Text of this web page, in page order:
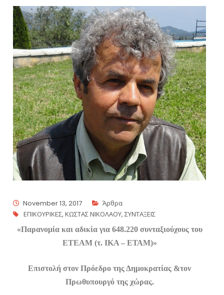
November 13, 2017
Άρθρα
ΕΠΙΚΟΥΡΙΚΕΣ,ΚΩΣΤΑΣ ΝΙΚΟΛΑΟΥ,ΣΥΝΤΑΞΕΙΣ
«Παρανομία και αδικία για 648.220 συνταξιούχους του
ΕΤΕΑΜ (τ. ΙΚΑ – ΕΤΑΜ)»
Επιστολή στον Πρόεδρο της Δημοκρατίας &τον
Πρωθυπουργό της χώρας.